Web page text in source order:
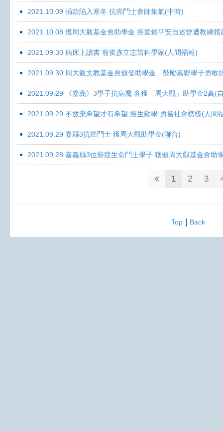
2021.10.09 捐款陷入寒冬 抗癌鬥士會師集氣(中時)
2021.10.08 獲周大觀基金會助學金 癌童賴平安自述曾遭教練體
2021.09.30 病床上讀書 翁俊彥立志當科學家(人間福報)
2021.09.30 周大觀文教基金會頒發助學金 鼓勵嘉縣學子勇敢
2021.09.29 《嘉義》3學子抗病魔 各獲「周大觀」助學金2萬(
2021.09.29 不放棄希望才有希望 癌生勤學 勇當社會榜樣(人間
2021.09.29 嘉縣3抗癌鬥士 獲周大觀助學金(聯合)
2021.09.28 嘉義縣3位癌症生命鬥士學子 獲頒周大觀基金會助
1 2 3
Top| Back